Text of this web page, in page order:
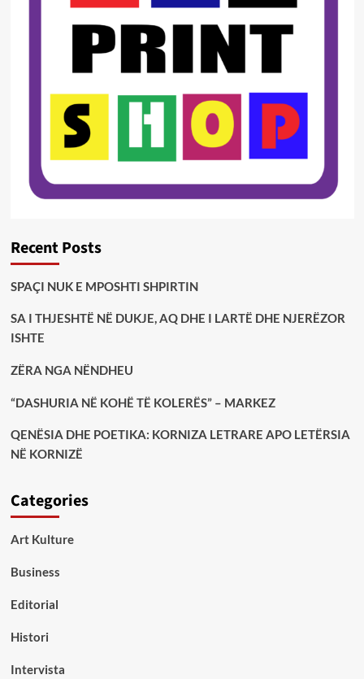
Recent Posts
SPAÇI NUK E MPOSHTI SHPIRTIN
SA I THJESHTË NË DUKJE, AQ DHE I LARTË DHE NJERËZOR
ISHTE
ZËRA NGA NËNDHEU
“DASHURIA NË KOHË TË KOLERËS” – MARKEZ
QENËSIA DHE POETIKA: KORNIZA LETRARE APO LETËRSIA
NË KORNIZË
Categories
Art Kulture
Business
Editorial
Histori
Intervista